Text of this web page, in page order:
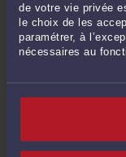
de votre vie privée
le choix de les
paramétrer, à
nécessaires au
Janvier 2024
Décembre 2023
Mai 2023
Avril 2023
Mars 2023
Janvier 2023